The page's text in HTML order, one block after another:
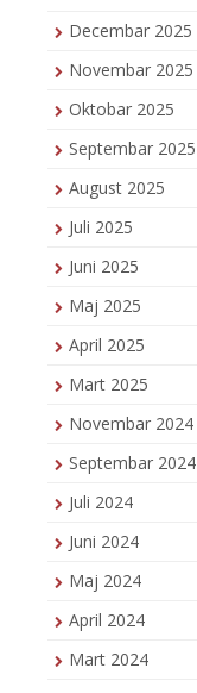
Decembar 2025
Novembar 2025
Oktobar 2025
Septembar 2025
August 2025
Juli 2025
Juni 2025
Maj 2025
April 2025
Mart 2025
Novembar 2024
Septembar 2024
Juli 2024
Juni 2024
Maj 2024
April 2024
Mart 2024